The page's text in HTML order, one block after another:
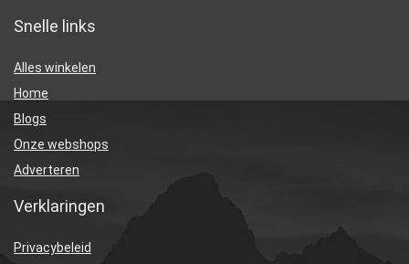
Snelle links
Alles winkelen
Home
Blogs
Onze webshops
Adverteren
Verklaringen
Privacybeleid